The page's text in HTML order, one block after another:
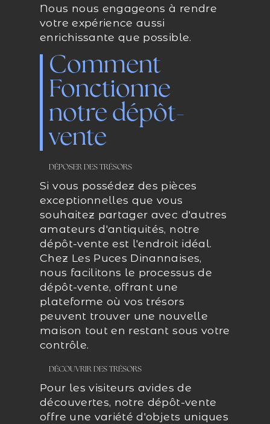
Nous nous engageons à rendre
votre expérience aussi
enrichissante que possible.
Comment
Fonctionne
notre dépôt-
vente
DÉPOSER DES TRÉSORS
Si vous possédez des pièces
exceptionnelles que vous
souhaitez partager avec d'autres
amateurs d'antiquités, notre
dépôt-vente est l'endroit idéal.
Chez Les Puces Dinannaises,
nous facilitons le processus de
dépôt-vente, offrant une
plateforme où vos trésors
peuvent trouver une nouvelle
maison tout en restant sous votre
contrôle.
DÉCOUVRIR DES TRÉSORS
Pour les visiteurs avides de
découvertes, notre dépôt-vente
offre une variété d'objets uniques